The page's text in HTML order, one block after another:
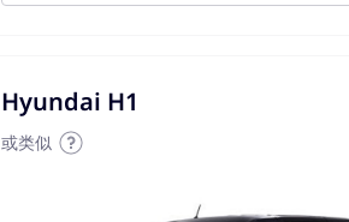
Hyundai H1
或类似